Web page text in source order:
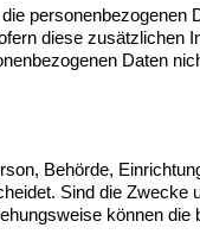
personenbezogenen
diese zusätzlichen
Daten
Behörde,
Sind die Zwecke
können